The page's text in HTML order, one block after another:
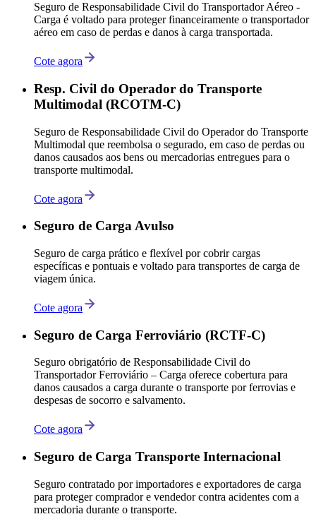
Seguro de Responsabilidade Civil do Transportador Aéreo -
Carga é voltado para proteger financeiramente o transportador
aéreo em caso de perdas e danos à carga transportada.
Cote agora
Resp. Civil do Operador do Transporte
Multimodal (RCOTM-C)
Seguro de Responsabilidade Civil do Operador do Transporte
Multimodal que reembolsa o segurado, em caso de perdas ou
danos causados aos bens ou mercadorias entregues para o
transporte multimodal.
Cote agora
Seguro de Carga Avulso
Seguro de carga prático e flexível por cobrir cargas
específicas e pontuais e voltado para transportes de carga de
viagem única.
Cote agora
Seguro de Carga Ferroviário (RCTF-C)
Seguro obrigatório de Responsabilidade Civil do
Transportador Ferroviário – Carga oferece cobertura para
danos causados a carga durante o transporte por ferrovias e
despesas de socorro e salvamento.
Cote agora
Seguro de Carga Transporte Internacional
Seguro contratado por importadores e exportadores de carga
para proteger comprador e vendedor contra acidentes com a
mercadoria durante o transporte.